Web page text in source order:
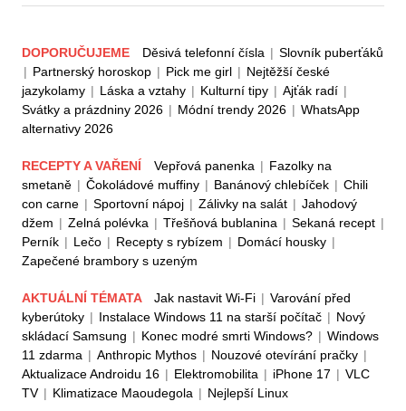
DOPORUČUJEME Děsivá telefonní čísla | Slovník puberťáků
| Partnerský horoskop | Pick me girl | Nejtěžší české
jazykolamy | Láska a vztahy | Kulturní tipy | Ajťák radí |
Svátky a prázdniny 2026 | Módní trendy 2026 | WhatsApp
alternativy 2026
RECEPTY A VAŘENÍ Vepřová panenka | Fazolky na
smetaně | Čokoládové muffiny | Banánový chlebíček | Chili
con carne | Sportovní nápoj | Zálivky na salát | Jahodový
džem | Zelná polévka | Třešňová bublanina | Sekaná recept |
Perník | Lečo | Recepty s rybízem | Domácí housky |
Zapečené brambory s uzeným
AKTUÁLNÍ TÉMATA Jak nastavit Wi-Fi | Varování před
kyberútoky | Instalace Windows 11 na starší počítač | Nový
skládací Samsung | Konec modré smrti Windows? | Windows
11 zdarma | Anthropic Mythos | Nouzové otevírání pračky |
Aktualizace Androidu 16 | Elektromobilita | iPhone 17 | VLC
TV | Klimatizace Maoudegola | Nejlepší Linux